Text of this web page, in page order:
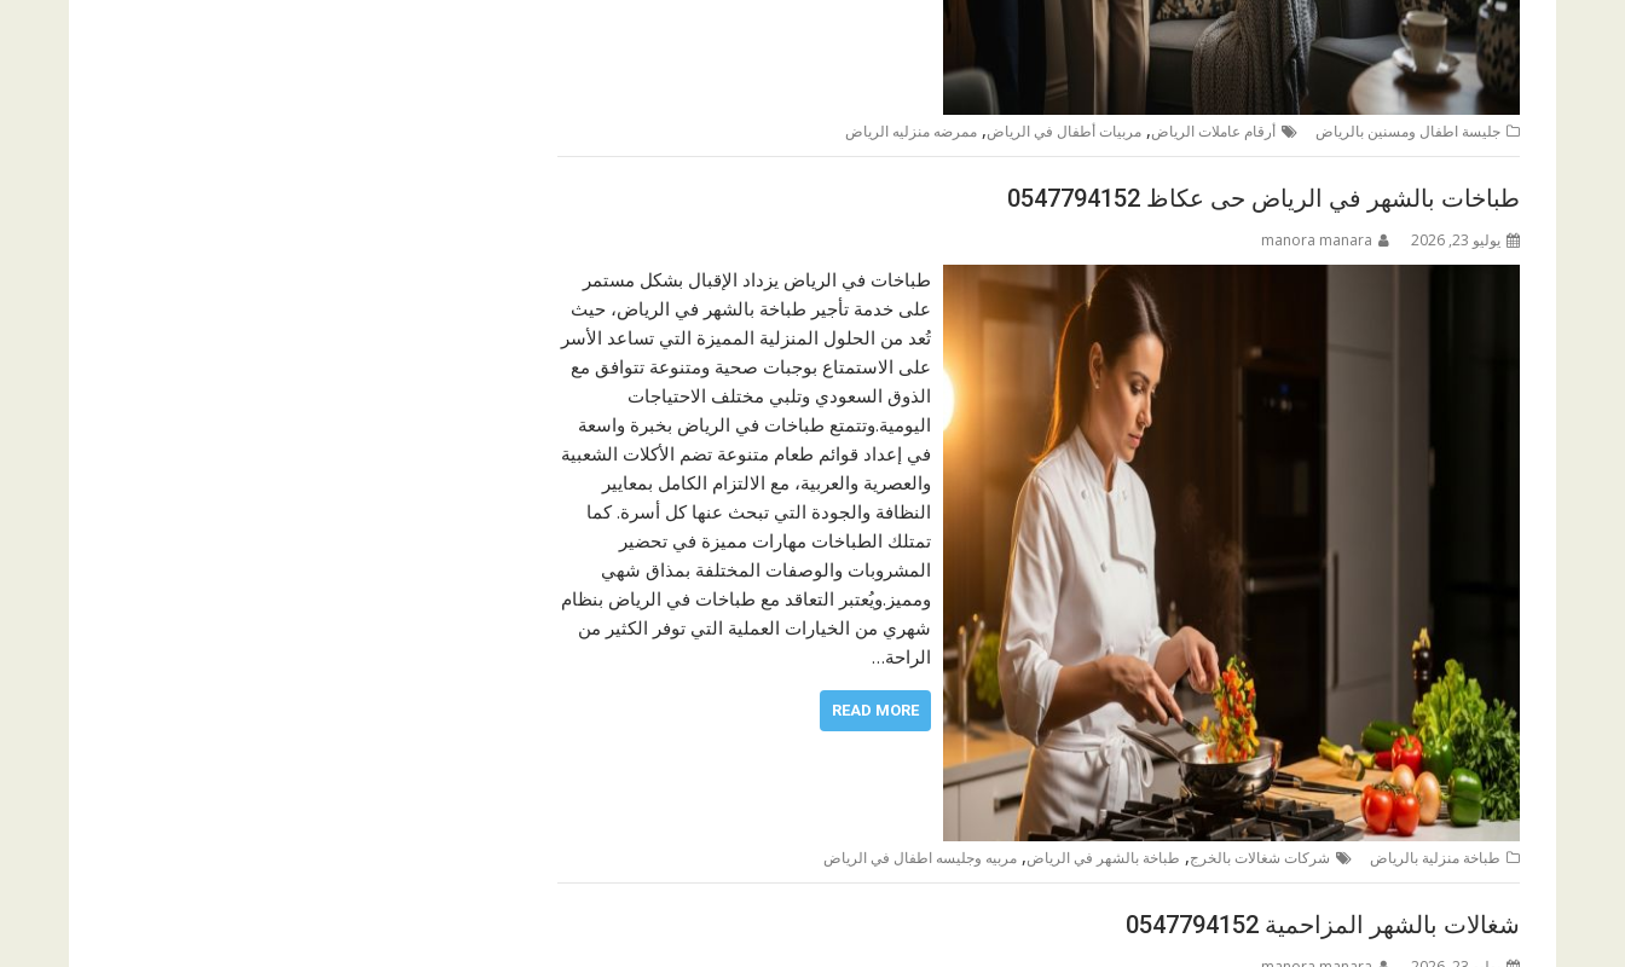
جليسة اطفال ومسنين بالرياض أرقام عاملات الرياض, مربيات أطفال في الرياض, ممرضه منزليه الرياض
طباخات بالشهر في الرياض حى عكاظ 0547794152
يوليو 23, 2026 manora manara
طباخات في الرياض يزداد الإقبال بشكل مستمر
على خدمة تأجير طباخة بالشهر في الرياض، حيث
تُعد من الحلول المنزلية المميزة التي تساعد الأسر
على الاستمتاع بوجبات صحية ومتنوعة تتوافق مع
الذوق السعودي وتلبي مختلف الاحتياجات
اليومية.وتتمتع طباخات في الرياض بخبرة واسعة
في إعداد قوائم طعام متنوعة تضم الأكلات الشعبية
والعصرية والعربية، مع الالتزام الكامل بمعايير
النظافة والجودة التي تبحث عنها كل أسرة. كما
تمتلك الطباخات مهارات مميزة في تحضير
المشروبات والوصفات المختلفة بمذاق شهي
ومميز.ويُعتبر التعاقد مع طباخات في الرياض بنظام
شهري من الخيارات العملية التي توفر الكثير من
الراحة…
READ MORE
طباخة منزلية بالرياض شركات شغالات بالخرج, طباخة بالشهر في الرياض, مربيه وجليسه اطفال في الرياض
شغالات بالشهر المزاحمية 0547794152